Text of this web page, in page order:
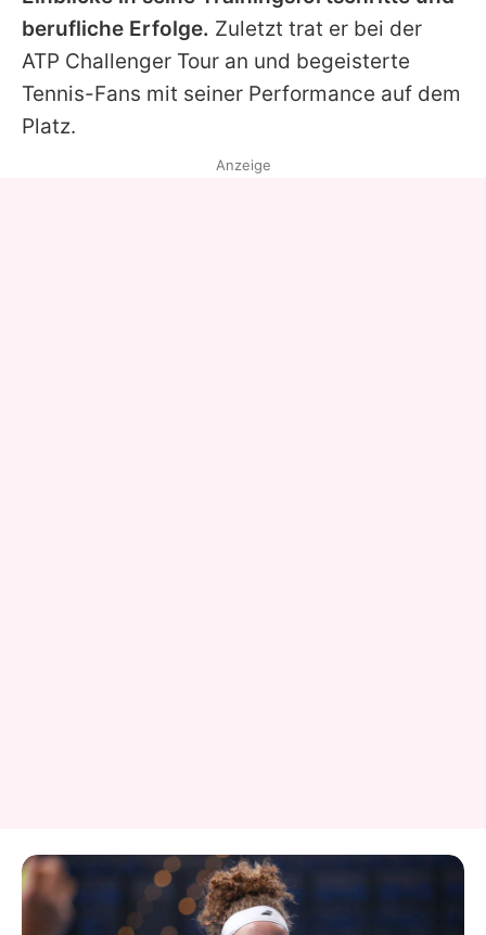
berufliche Erfolge. Zuletzt trat er bei der
ATP Challenger Tour an und begeisterte
Tennis-Fans mit seiner Performance auf dem
Platz.
Anzeige